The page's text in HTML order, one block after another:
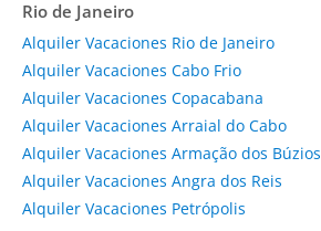
Rio de Janeiro
Alquiler Vacaciones Rio de Janeiro
Alquiler Vacaciones Cabo Frio
Alquiler Vacaciones Copacabana
Alquiler Vacaciones Arraial do Cabo
Alquiler Vacaciones Armação dos Búzios
Alquiler Vacaciones Angra dos Reis
Alquiler Vacaciones Petrópolis